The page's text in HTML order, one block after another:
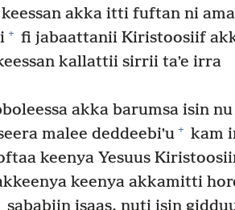
akka itti fuftan ni
+ fi jabaattanii Kiristoosiif
kallattii sirrii taʼe irra
akka barumsa isin
malee deddeebiʼu + kam
keenya Yesuus
keenya akkamitti
sababiin isaas, nuti isin